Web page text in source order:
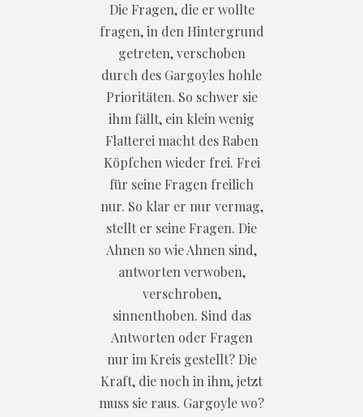
Die Fragen, die er wollte
fragen, in den Hintergrund
getreten, verschoben
durch des Gargoyles hohle
Prioritäten. So schwer sie
ihm fällt, ein klein wenig
Flatterei macht des Raben
Köpfchen wieder frei. Frei
für seine Fragen freilich
nur. So klar er nur vermag,
stellt er seine Fragen. Die
Ahnen so wie Ahnen sind,
antworten verwoben,
verschroben,
sinnenthoben. Sind das
Antworten oder Fragen
nur im Kreis gestellt? Die
Kraft, die noch in ihm, jetzt
muss sie raus. Gargoyle wo?